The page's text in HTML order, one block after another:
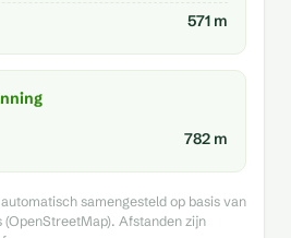
571 m
782 m
samengesteld op basis van
Afstanden zijn